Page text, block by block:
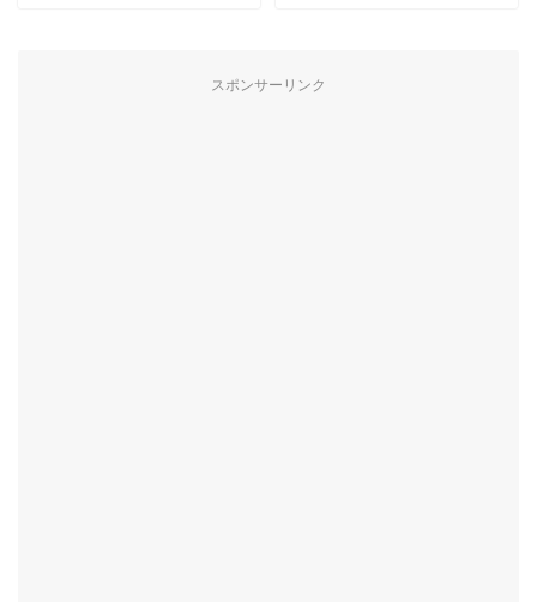
スポンサーリンク